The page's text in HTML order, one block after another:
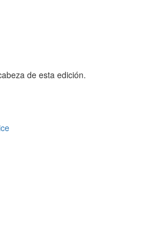
de esta edición.